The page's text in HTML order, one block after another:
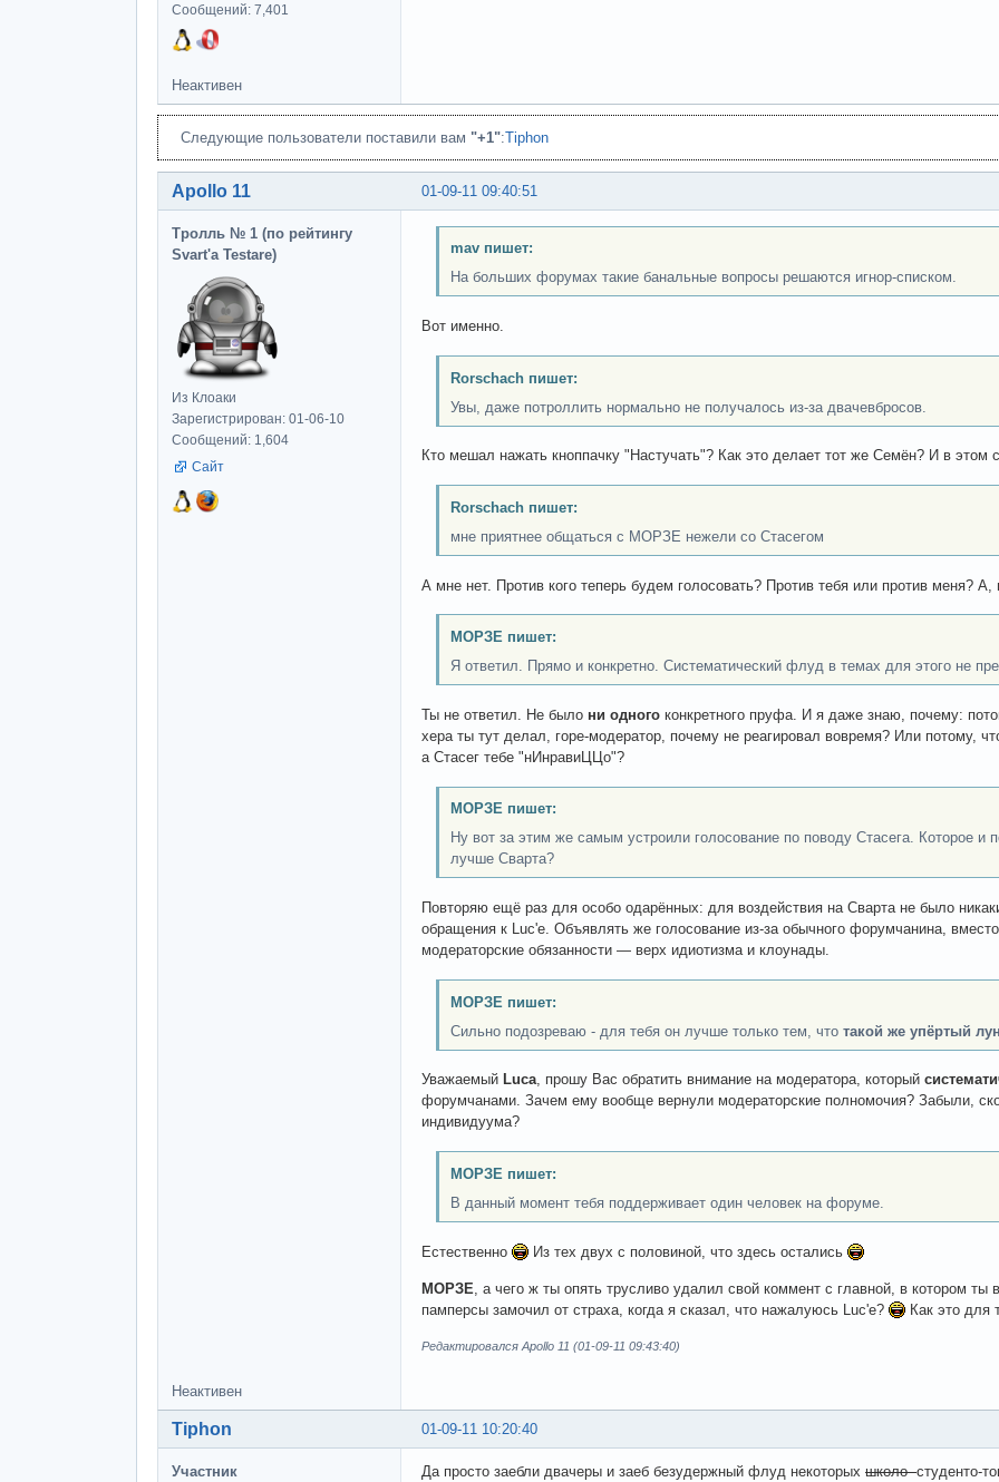
Сообщений: 7,401
Неактивен
Следующие пользователи поставили вам "+1":Tiphon
01-09-11 09:40:51
Apollo 11
Тролль № 1 (по рейтингу
Svart'а Testare)
Из Клоаки
Зарегистрирован: 01-06-10
Сообщений: 1,604
Сайт
mav пишет:
На больших форумах такие банальные вопросы решаются игнор-списком.
Вот именно.
Rorschach пишет:
Увы, даже потроллить нормально не получалось из-за двачевбросов.
Кто мешал нажать кноппачку "Настучать"? Как это делает тот же Семён? И в этом
Rorschach пишет:
мне приятнее общаться с МОРЗЕ нежели со Стасегом
А мне нет. Против кого теперь будем голосовать? Против тебя или против меня?
МОРЗЕ пишет:
Я ответил. Прямо и конкретно. Систематический флуд в темах для этого не
Ты не ответил. Не было ни одного конкретного пруфа. И я даже знаю, почему:
хера ты тут делал, горе-модератор, почему не реагировал вовремя? Или потому,
а Стасег тебе "нИнравиЦЦо"?
МОРЗЕ пишет:
Ну вот за этим же самым устроили голосование по поводу Стасега. Которое и
лучше Сварта?
Повторяю ещё раз для особо одарённых: для воздействия на Сварта не было
обращения к Luc'е. Объявлять же голосование из-за обычного форумчанина,
модераторские обязанности — верх идиотизма и клоунады.
МОРЗЕ пишет:
Сильно подозреваю - для тебя он лучше только тем, что такой же упёртый
Уважаемый Luca, прошу Вас обратить внимание на модератора, который
форумчанами. Зачем ему вообще вернули модераторские полномочия? Забыли,
индивидуума?
МОРЗЕ пишет:
В данный момент тебя поддерживает один человек на форуме.
Естественно Из тех двух с половиной, что здесь остались
МОРЗЕ , а чего ж ты опять трусливо удалил свой коммент с главной, в котором
памперсы замочил от страха, когда я сказал, что нажалуюсь Luc'е?
Как это для
Редактировался Apollo 11 (01-09-11 09:43:40)
Неактивен
01-09-11 10:20:40
Tiphon
Участник Да просто заебли двачеры и заеб безудержный флуд некоторых школостуденто-